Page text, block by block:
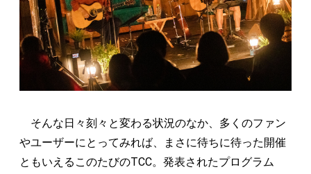
そんな日々刻々と変わる状況のなか、多くのファン
やユーザーにとってみれば、まさに待ちに待った開催
ともいえるこのたびのTCC。発表されたプログラム